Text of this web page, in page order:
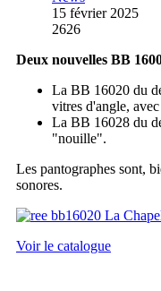
15 février 2025
2626
Deux nouvelles BB
La BB 16020 du
vitres d'angle,
La BB 16028 du
"nouille".
Les pantographes sont,
sonores.
Voir le catalogue